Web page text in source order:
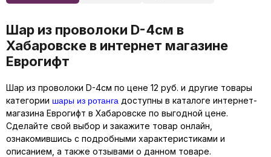
Шар из проволоки D-4см в
Хабаровске в интернет магазине
Еврогифт
Шар из проволоки D-4см по цене 12 руб. и другие товары
категории шары из ротанга доступны в каталоге интернет-
магазина Еврогифт в Хабаровске по выгодной цене.
Сделайте свой выбор и закажите товар онлайн,
ознакомившись с подробными характеристиками и
описанием, а также отзывами о данном товаре.